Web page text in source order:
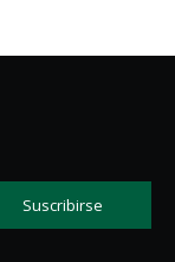
Suscribirse